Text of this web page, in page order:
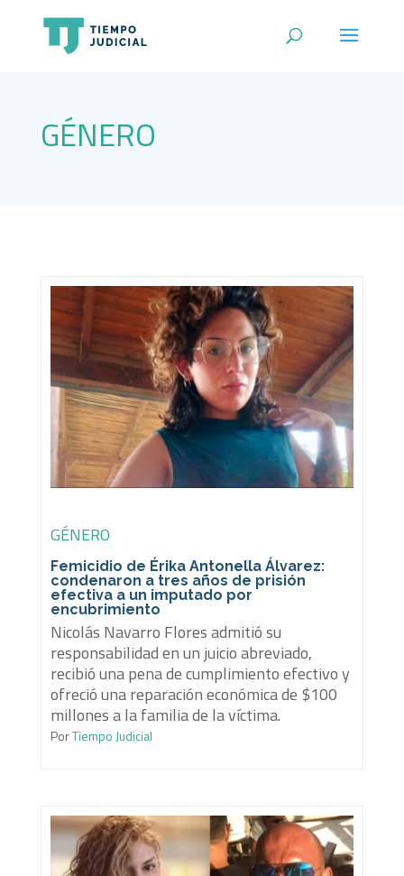
GÉNERO
GÉNERO
Femicidio de Érika Antonella Álvarez:
condenaron a tres años de prisión
efectiva a un imputado por
encubrimiento
Nicolás Navarro Flores admitió su
responsabilidad en un juicio abreviado,
recibió una pena de cumplimiento efectivo y
ofreció una reparación económica de $100
millones a la familia de la víctima.
PorTiempo Judicial